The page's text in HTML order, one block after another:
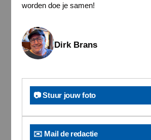
worden doe je samen!
Dirk Brans
📷 Stuur jouw foto
✉️ Mail de redactie